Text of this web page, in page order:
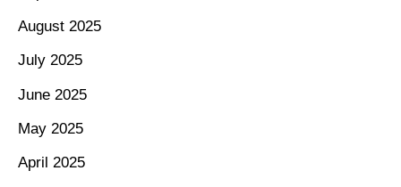
August 2025
July 2025
June 2025
May 2025
April 2025